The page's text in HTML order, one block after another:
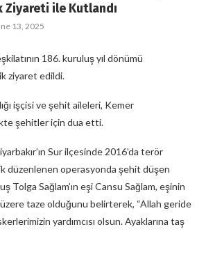
Ziyareti ile Kutlandı
13, 2025
186. kuruluş yıl dönümü
ziyaret edildi.
işçisi ve şehit aileleri, Kemer
şehitler için dua etti.
Sur ilçesinde 2016’da terör
düzenlenen operasyonda şehit düşen
Tolga Sağlam’ın eşi Cansu Sağlam, eşinin
üzere taze olduğunu belirterek, “Allah geride
yardımcısı olsun. Ayaklarına taş